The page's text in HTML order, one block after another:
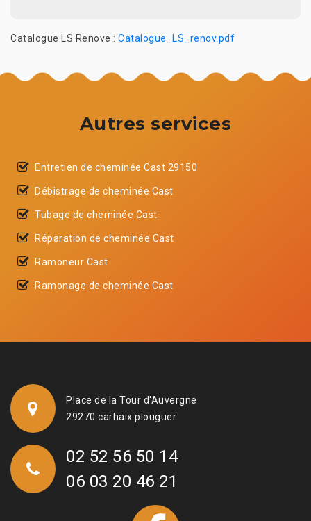
Catalogue LS Renove : Catalogue_LS_renov.pdf
Autres services
Entretien de cheminée Cast 29150
Débistrage de cheminée Cast
Tubage de cheminée Cast
Réparation de cheminée Cast
Ramoneur Cast
Ramonage de cheminée Cast
Place de la Tour d'Auvergne
29270 carhaix plouguer
02 52 56 50 14
06 03 20 46 21